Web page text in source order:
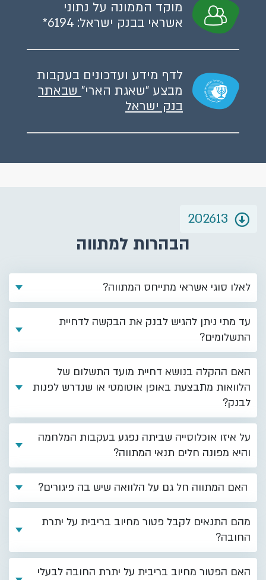
מוקד הממונה על נתוני
אשראי בבנק ישראל: 6194*
לדף מידע ועדכונים בעקבות
מבצע "שאגת הארי" שבאתר
בנק ישראל
הבהרות למתווה
לאלו סוגי אשראי מתייחס המתווה?
עד מתי ניתן להגיש לבנק את הבקשה לדחיית
התשלומים?
האם ההקלה בנושא דחיית מועד התשלום של
הלוואות מתבצעת באופן אוטומטי או שנדרש לפנות
לבנק?
על איזו אוכלוסייה שביתה נפגע בעקבות המלחמה
והיא מפונה חלים תנאי המתווה?
האם המתווה חל גם על הלוואה שיש בה פיגורים?
מהם התנאים לקבל פטור מחיוב בריבית על יתרת
החובה?
האם הפטור מחיוב בריבית על יתרת החובה לבעלי